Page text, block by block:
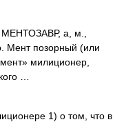
а, м.,
позорный (или
милиционер,
…
1) о том, что в